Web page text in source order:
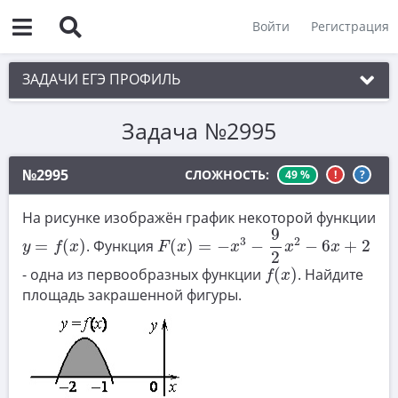
Войти Регистрация
ЗАДАЧИ ЕГЭ ПРОФИЛЬ
1. Планиметрия
2. Векторы
3. Стереометрия
4. Классическое определение вероятности
5. Теория вероятностей
6. Уравнения
7. Нахождение значений выражений
8. Производная
9. Задачи прикладного содержания
Задача №2995
№2995 СЛОЖНОСТЬ: 49 % ! ?
На рисунке изображён график некоторой функции
y = f(x)
y x) . ФункцияF(x) = −x3 −
9
2
x2 − 6x + 2
F(x) =−x3−92x2−6x+2
- одна из первообразных функции f(x)
f(x) . Найдите
площадь закрашенной фигуры.